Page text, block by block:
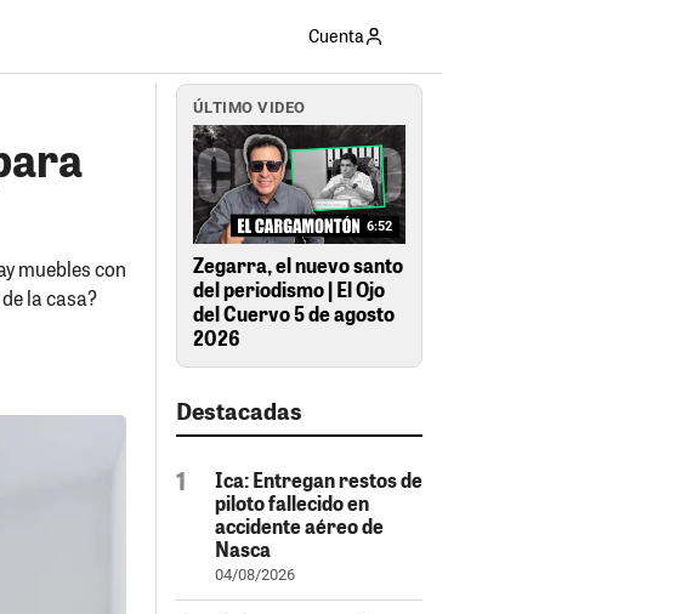
Cuenta
muebles con
la casa?
ÚLTIMO VIDEO
6:52
Zegarra, el nuevo santo
del periodismo | El Ojo
del Cuervo 5 de agosto
2026
Destacadas
Ica: Entregan restos de
piloto fallecido en
accidente aéreo de
Nasca
04/08/2026